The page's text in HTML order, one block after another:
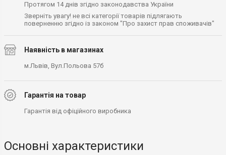
Протягом 14 днів згідно законодавства України
Зверніть увагу! не всі категорії товарів підлягають
поверненню згідно із законом "Про захист прав споживачів"
Наявність в магазинах
м.Львів, Вул.Польова 57б
Гарантія на товар
Гарантія від офіційного виробника
Основні характеристики